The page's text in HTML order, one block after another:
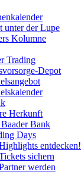
unter der Lupe
Kolumne
Trading
Depot
Herkunft
Bank
Days
entdecken!
sichern
werden